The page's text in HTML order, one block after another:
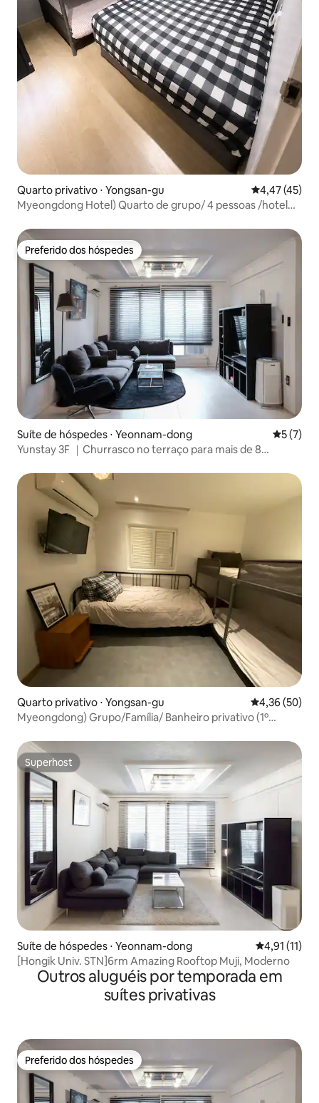
Quarto privativo ⋅ Yongsan-gu 4,47 de uma
4,47 (45)
Myeongdong Hotel) Quarto de grupo/ 4 pessoas /hotel
Preferido dos hóspedes
Preferido dos hóspedes
Suíte de hóspedes ⋅ Yeonnam-dong 5 de
5 (7)
Yunstay 3F ｜Churrasco no terraço para mais de 8
Quarto privativo ⋅ Yongsan-gu 4,36 de uma
4,36 (50)
Myeongdong) Grupo/Família/ Banheiro privativo (1º
Superhost
Superhost
Suíte de hóspedes ⋅ Yeonnam-dong 4,91 de uma
4,91 (11)
[Hongik Univ. STN]6rm Amazing Rooftop Muji, Moderno
Outros aluguéis por temporada em
suítes privativas
Preferido dos hóspedes
Preferido dos hóspedes